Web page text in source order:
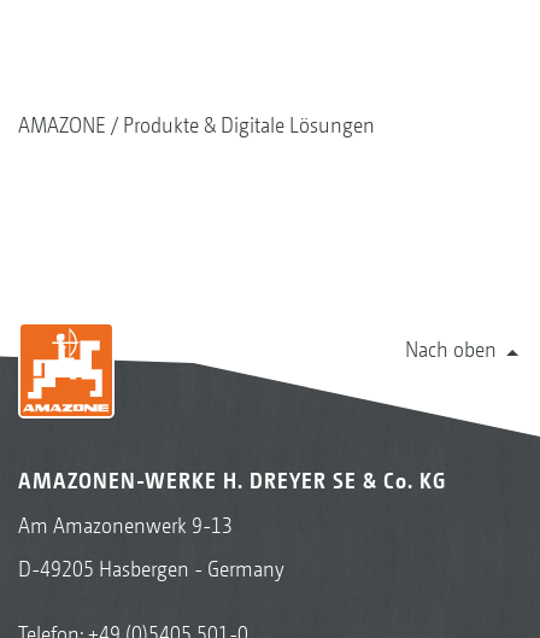
AMAZONE Produkte & Digitale Lösungen
Nach oben
AMAZONEN-WERKE H. DREYER SE & Co. KG
Am Amazonenwerk 9-13
D-49205 Hasbergen - Germany